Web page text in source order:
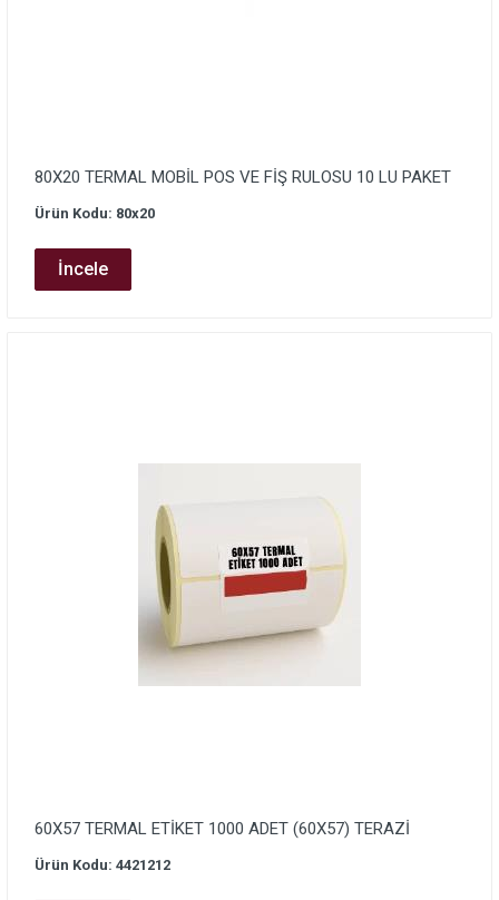
80X20 TERMAL MOBİL POS VE FİŞ RULOSU 10 LU PAKET
Ürün Kodu: 80x20
İncele
60X57 TERMAL ETİKET 1000 ADET (60X57) TERAZİ
Ürün Kodu: 4421212